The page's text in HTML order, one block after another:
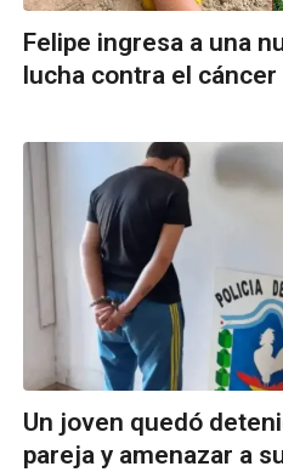
Felipe ingresa a una
lucha contra el cáncer
Un joven quedó
pareja y amenazar a